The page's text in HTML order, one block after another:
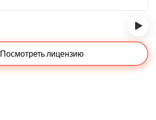
›
Посмотреть лицензию